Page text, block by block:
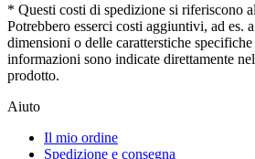
* Questi costi di spedizione si riferiscono
Potrebbero esserci costi aggiuntivi, ad es.
dimensioni o delle caratterstiche
informazioni sono indicate direttamente
prodotto.
Aiuto
Il mio ordine
Spedizione e consegna